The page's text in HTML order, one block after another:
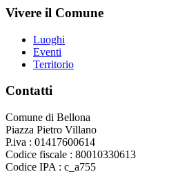
Vivere il Comune
Luoghi
Eventi
Territorio
Contatti
Comune di Bellona
Piazza Pietro Villano
P.iva : 01417600614
Codice fiscale : 80010330613
Codice IPA : c_a755